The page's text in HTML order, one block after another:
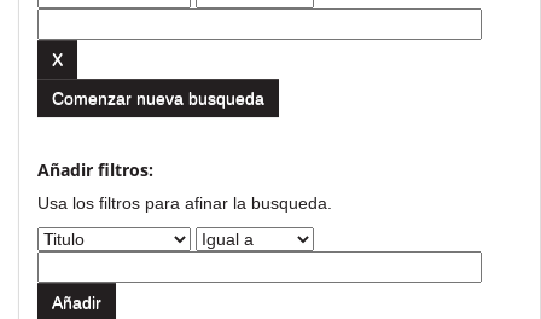
Comenzar nueva busqueda
Añadir filtros:
Usa los filtros para afinar la busqueda.